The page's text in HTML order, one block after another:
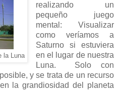
la Luna
realizando un
pequeño juego
mental: Visualizar
como veríamos a
Saturno si estuviera
en el lugar de nuestra
Luna. Solo con
y se trata de un recurso
la grandiosidad del planeta